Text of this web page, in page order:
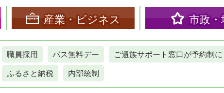
産業・ビジネス 市政
職員採用 バス無料デー
ご遺族サポート窓口が予約制に
ふるさと納税
内部統制